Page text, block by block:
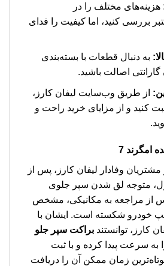
هزینه‌های مختلف را در
بررسی کنید، اما کیفیت را فدای
به دنبال قطعات با بسته‌بندی
گارانتی اصالت باشید.
از طریق وب‌سایت لیفان کارز،
کنید و از مزایای خرید راحت و
امگرند 7
وفادار لیفان کارز، پس از
متوجه لق شدن سپر جلوی
شد. پس از مراجعه به مکانیکی، مشخص
خودرو شکسته است. ایشان با
کارز، توانستند براکت سپر جلو
به سرعت پیدا کرده و با ثبت
زمان ممکن آن را دریافت